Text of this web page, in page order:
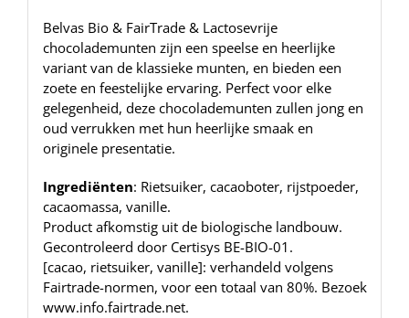
Belvas Bio & FairTrade & Lactosevrije
chocolademunten zijn een speelse en heerlijke
variant van de klassieke munten, en bieden een
zoete en feestelijke ervaring. Perfect voor elke
gelegenheid, deze chocolademunten zullen jong en
oud verrukken met hun heerlijke smaak en
originele presentatie.
Ingrediënten: Rietsuiker, cacaoboter, rijstpoeder,
cacaomassa, vanille.
Product afkomstig uit de biologische landbouw.
Gecontroleerd door Certisys BE-BIO-01.
[cacao, rietsuiker, vanille]: verhandeld volgens
Fairtrade-normen, voor een totaal van 80%. Bezoek
www.info.fairtrade.net.